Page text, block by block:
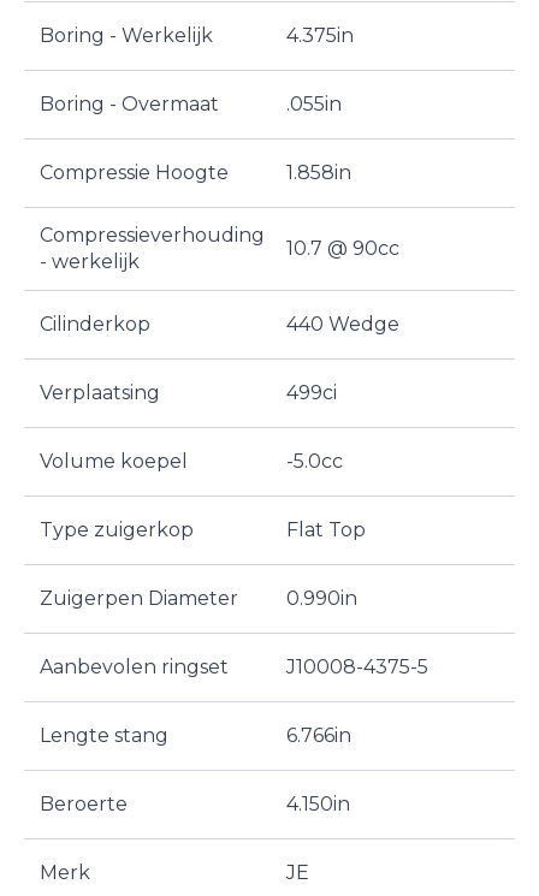
Boring - Werkelijk 4.375in
Boring - Overmaat .055in
Compressie Hoogte 1.858in
Compressieverhouding
- werkelijk
10.7 @ 90cc
Cilinderkop 440 Wedge
Verplaatsing 499ci
Volume koepel -5.0cc
Type zuigerkop Flat Top
Zuigerpen Diameter 0.990in
Aanbevolen ringset J10008-4375-5
Lengte stang 6.766in
Beroerte 4.150in
Merk JE